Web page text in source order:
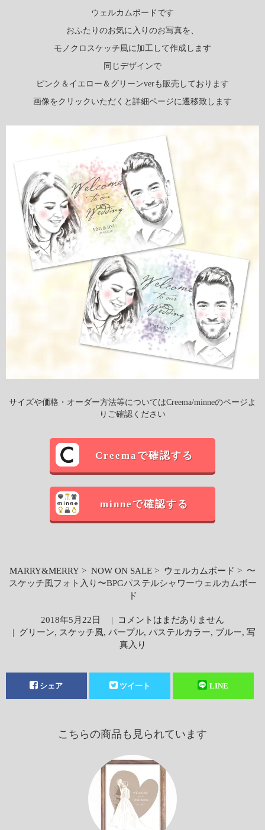
ウェルカムボードです
おふたりのお気に入りのお写真を、
モノクロスケッチ風に加工して作成します
同じデザインで
ピンク＆イエロー＆グリーンverも販売しております
画像をクリックいただくと詳細ページに遷移致します
サイズや価格・オーダー方法等についてはCreema/minneのページよ
りご確認ください
Creemaで確認する
minneで確認する
MARRY&MERRY > NOW ON SALE > ウェルカムボード > 〜
スケッチ風フォト入り〜BPGパステルシャワーウェルカムボー
ド
2018年5月22日 |
コメントはまだありません
| グリーン, スケッチ風, パープル, パステルカラー, ブルー, 写
真入り
シェア ツイート LINE
こちらの商品も見られています